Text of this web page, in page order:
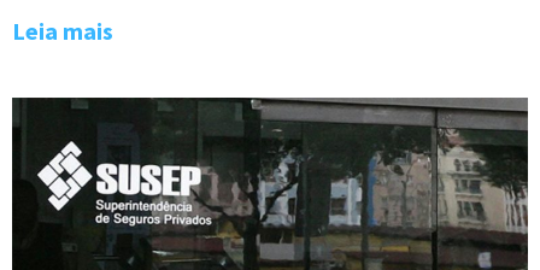
Leia mais